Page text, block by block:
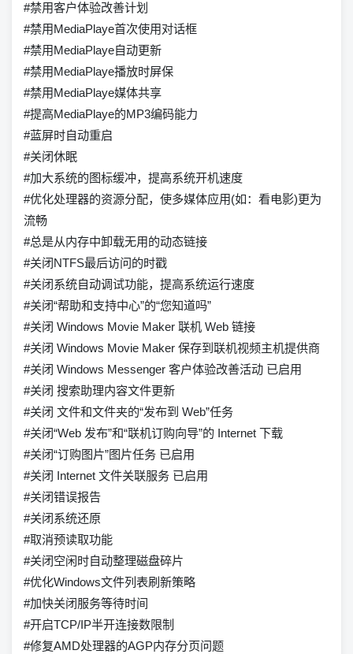
#禁用客户体验改善计划
#禁用MediaPlaye首次使用对话框
#禁用MediaPlaye自动更新
#禁用MediaPlaye播放时屏保
#禁用MediaPlaye媒体共享
#提高MediaPlaye的MP3编码能力
#蓝屏时自动重启
#关闭休眠
#加大系统的图标缓冲，提高系统开机速度
#优化处理器的资源分配，使多媒体应用(如：看电影)更为
流畅
#总是从内存中卸载无用的动态链接
#关闭NTFS最后访问的时戳
#关闭系统自动调试功能，提高系统运行速度
#关闭“帮助和支持中心”的“您知道吗”
#关闭 Windows Movie Maker 联机 Web 链接
#关闭 Windows Movie Maker 保存到联机视频主机提供商
#关闭 Windows Messenger 客户体验改善活动 已启用
#关闭 搜索助理内容文件更新
#关闭 文件和文件夹的“发布到 Web”任务
#关闭“Web 发布”和“联机订购向导”的 Internet 下载
#关闭“订购图片”图片任务 已启用
#关闭 Internet 文件关联服务 已启用
#关闭错误报告
#关闭系统还原
#取消预读取功能
#关闭空闲时自动整理磁盘碎片
#优化Windows文件列表刷新策略
#加快关闭服务等待时间
#开启TCP/IP半开连接数限制
#修复AMD处理器的AGP内存分页问题